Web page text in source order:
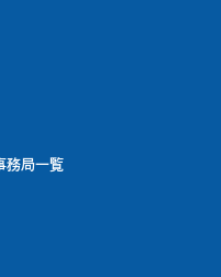
務局一覧